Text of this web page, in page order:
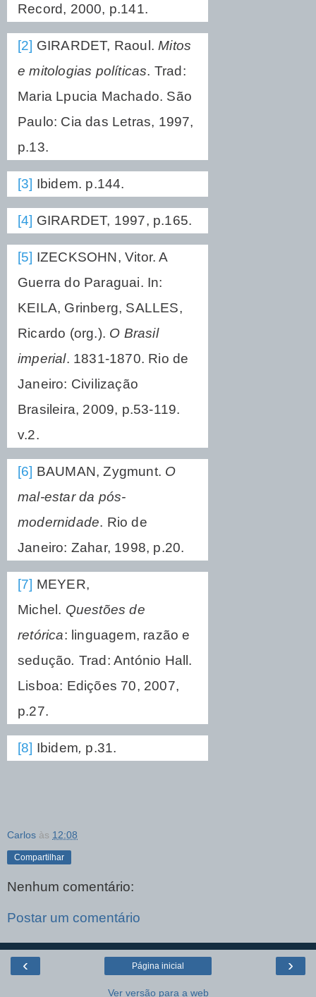
Record, 2000, p.141.
[2] GIRARDET, Raoul.Mitos
e mitologias políticas. Trad:
Maria Lpucia Machado. São
Paulo: Cia das Letras, 1997,
p.13.
[3] Ibidem. p.144.
[4] GIRARDET, 1997, p.165.
[5] IZECKSOHN, Vitor. A
Guerra do Paraguai. In:
KEILA, Grinberg, SALLES,
Ricardo (org.). O Brasil
imperial. 1831-1870. Rio de
Janeiro: Civilização
Brasileira, 2009, p.53-119.
v.2.
[6] BAUMAN, Zygmunt. O
mal-estar da pós-
modernidade. Rio de
Janeiro: Zahar, 1998, p.20.
[7] MEYER,
Michel. Questões de
retórica: linguagem, razão e
sedução. Trad: António Hall.
Lisboa: Edições 70, 2007,
p.27.
[8] Ibidem, p.31.
Carlos às 12:08
Compartilhar
Nenhum comentário:
Postar um comentário
‹ ›
Página inicial
Ver versão para a web